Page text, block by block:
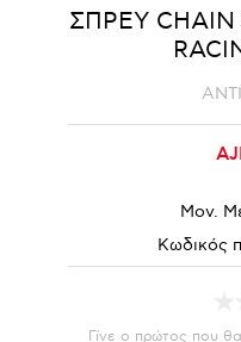
ΣΠΡΕΥ CHAIN
Μον.
Κωδικός
Γίνε ο πρώτος που